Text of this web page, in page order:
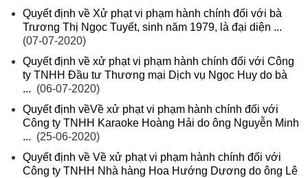
Quyết định về Xử phạt vi phạm hành chính đối với bà
Trương Thị Ngọc Tuyết, sinh năm 1979, là đại diện ...
(07-07-2020)
Quyết định về xử phạt vi phạm hành chính đối với Công
ty TNHH Đầu tư Thương mại Dịch vụ Ngọc Huy do bà
... (06-07-2020)
Quyết định vềVề xử phạt vi phạm hành chính đối với
Công ty TNHH Karaoke Hoàng Hải do ông Nguyễn Minh
... (25-06-2020)
Quyết định về Về xử phạt vi phạm hành chính đối với
Công ty TNHH Nhà hàng Hoa Hướng Dương do ông Lê